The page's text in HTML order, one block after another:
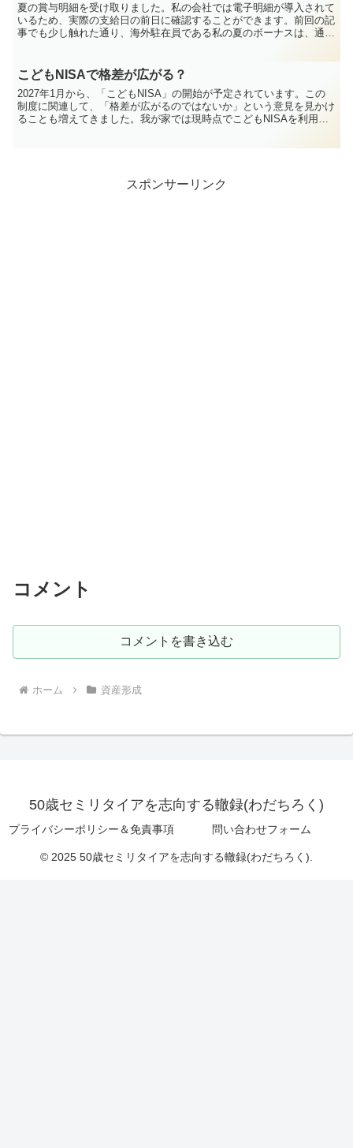
夏の賞与明細を受け取りました。私の会社では電子明細が導入されて
いるため、実際の支給日の前日に確認することができます。前回の記
事でも少し触れた通り、海外駐在員である私の夏のボーナスは、通常
こどもNISAで格差が広がる？
2027年1月から、「こどもNISA」の開始が予定されています。この
制度に関連して、「格差が広がるのではないか」という意見を見かけ
ることも増えてきました。我が家では現時点でこどもNISAを利用す
スポンサーリンク
コメント
コメントを書き込む
ホーム 資産形成
50歳セミリタイアを志向する轍録(わだちろく)
プライバシーポリシー＆免責事項 問い合わせフォーム
© 2025 50歳セミリタイアを志向する轍録(わだちろく).